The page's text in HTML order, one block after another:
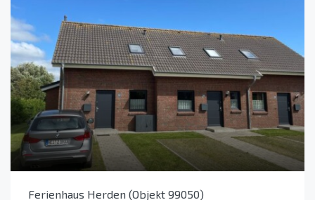
Ferienhaus Herden (Objekt 99050)